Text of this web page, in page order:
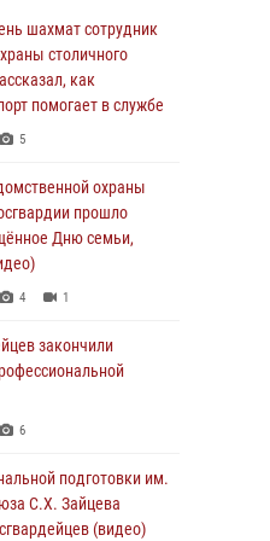
обеспечили
футбольного матча
Беларусь
методами
Москве (видео)
5
боевому самбо.
и рассказал о
шахмат сотрудник
столичного
как
помогает в службе
5
охраны
прошло
Дню семьи,
4 1
закончили
6
подготовки им.
С.Х. Зайцева
(видео)